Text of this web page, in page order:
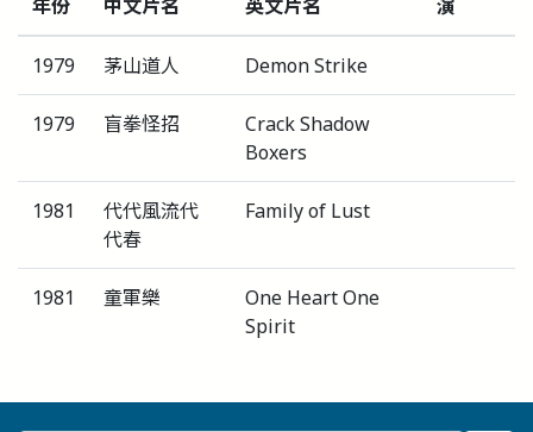
年份 中文片名 英文片名
演
1979 茅山道人 Demon Strike
1979 盲拳怪招
Crack Shadow
Boxers
1981
代代風流代
代春
Family of Lust
1981 童軍樂
One Heart One
Spirit